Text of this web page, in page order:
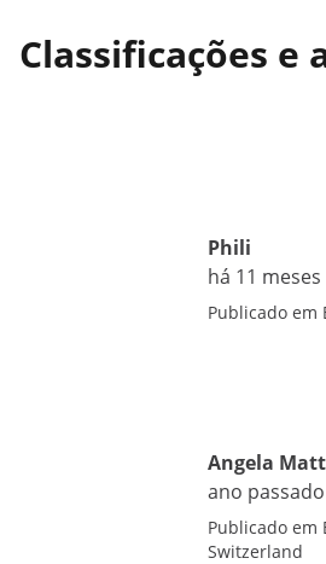
Classificações e
Phili
há 11 meses
Publicado em
Angela
ano passado
Publicado em
Switzerland